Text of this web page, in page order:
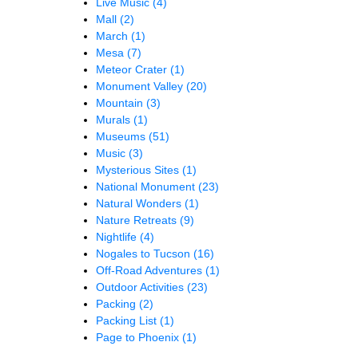
Mall (2)
March (1)
Mesa (7)
Meteor Crater (1)
Monument Valley (20)
Mountain (3)
Murals (1)
Museums (51)
Music (3)
Mysterious Sites (1)
National Monument (23)
Natural Wonders (1)
Nature Retreats (9)
Nightlife (4)
Nogales to Tucson (16)
Off-Road Adventures (1)
Outdoor Activities (23)
Packing (2)
Packing List (1)
Page to Phoenix (1)